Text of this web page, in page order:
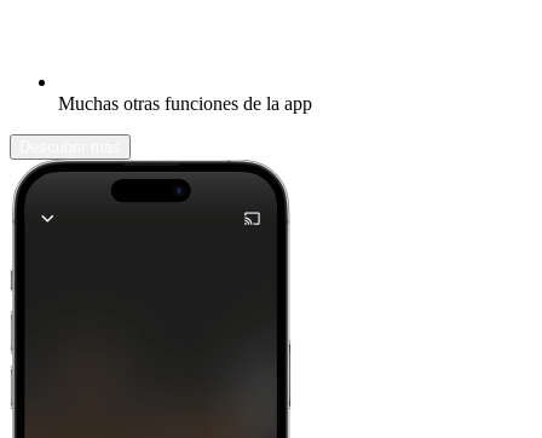
Muchas otras funciones de la app